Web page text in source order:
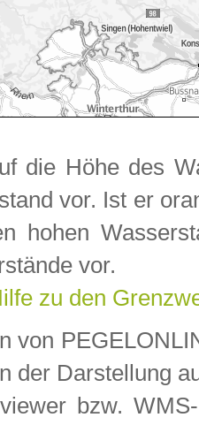
die Höhe des
vor. Ist er
hohen
vor.
zu den
von
der Darstellung
bzw.